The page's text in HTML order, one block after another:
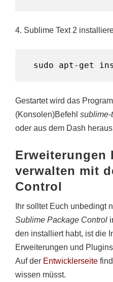
4. Sublime Text 2
sudo apt-get
Gestartet wird das
(Konsolen)Befehl sublime-
oder aus dem Dash
Erweiterungen
verwalten mit
Control
Ihr solltet Euch unbedingt
Sublime Package Control
den installiert habt, ist die
Erweiterungen und
Auf der Entwicklerseite
wissen müsst.